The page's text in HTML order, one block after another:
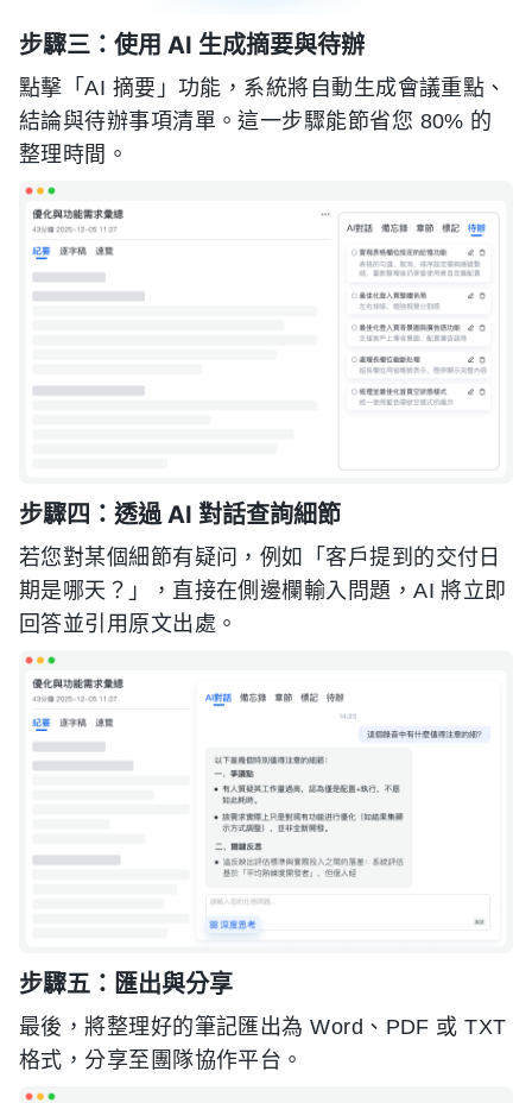
步驟三：使用 AI 生成摘要與待辦
點擊「AI 摘要」功能，系統將自動生成會議重點、
結論與待辦事項清單。這一步驟能節省您 80% 的
整理時間。
步驟四：透過 AI 對話查詢細節
若您對某個細節有疑问，例如「客戶提到的交付日
期是哪天？」，直接在側邊欄輸入問題，AI 將立即
回答並引用原文出處。
步驟五：匯出與分享
最後，將整理好的筆記匯出為 Word、PDF 或 TXT
格式，分享至團隊協作平台。